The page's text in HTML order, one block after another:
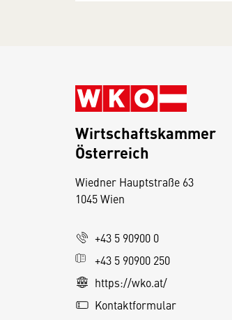
Wirtschaftskammer
Österreich
Wiedner Hauptstraße 63
1045 Wien
+43 5 90900 0
+43 5 90900 250
https://wko.at/
Kontaktformular